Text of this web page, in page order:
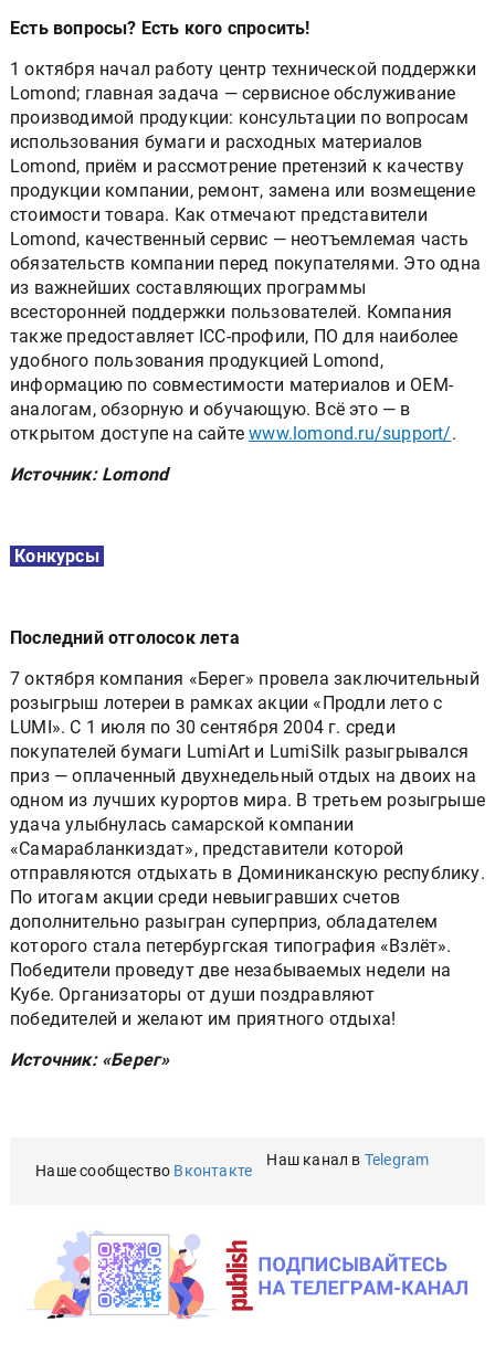
Есть вопросы? Есть кого спросить!
1 октября начал работу центр технической поддержки
Lomond; главная задача — сервисное обслуживание
производимой продукции: консультации по вопросам
использования бумаги и расходных материалов
Lomond, приём и рассмотрение претензий к качеству
продукции компании, ремонт, замена или возмещение
стоимости товара. Как отмечают представители
Lomond, качественный сервис — неотъемлемая часть
обязательств компании перед покупателями. Это одна
из важнейших составляющих программы
всесторонней поддержки пользователей. Компания
также предоставляет ICC-профили, ПО для наиболее
удобного пользования продукцией Lomond,
информацию по совместимости материалов и ОЕМ-
аналогам, обзорную и обучающую. Всё это — в
открытом доступе на сайтеwww.lomond.ru/support/.
Источник: Lomond
Конкурсы
Последний отголосок лета
7 октября компания «Берег» провела заключительный
розыгрыш лотереи в рамках акции «Продли лето с
LUMI». С 1 июля по 30 сентября 2004 г. среди
покупателей бумаги LumiArt и LumiSilk разыгрывался
приз — оплаченный двухнедельный отдых на двоих на
одном из лучших курортов мира. В третьем розыгрыше
удача улыбнулась самарской компании
«Самарабланкиздат», представители которой
отправляются отдыхать в Доминиканскую республику.
По итогам акции среди невыигравших счетов
дополнительно разыгран суперприз, обладателем
которого стала петербургская типография «Взлёт».
Победители проведут две незабываемых недели на
Кубе. Организаторы от души поздравляют
победителей и желают им приятного отдыха!
Источник: «Берег»
Наше сообщество Вконтакте
Наш канал в Telegram